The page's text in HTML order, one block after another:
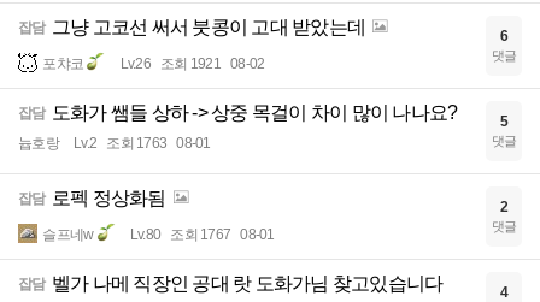
잡담 그냥 고코선 써서 붓콩이 고대 받았는데
포챠코 Lv.26 조회 1921 08-02
6
댓글
잡담 도화가 쌤들 상하 -> 상중 목걸이 차이 많이 나나요?
늅호랑 Lv.2 조회 1763 08-01
5
댓글
잡담 로펙 정상화됨
슬프네w Lv.80 조회 1767 08-01
2
댓글
잡담 벨가 나메 직장인 공대 랏 도화가님 찾고있습니다 4